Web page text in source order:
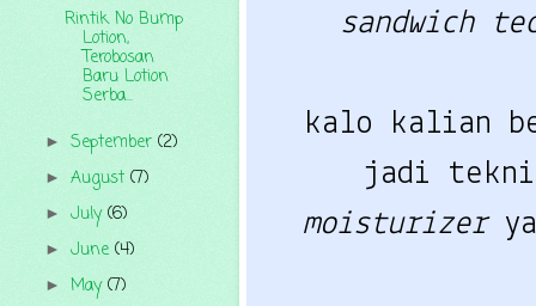
sandwich
kalo kalian
jadi
moisturizer
Rintik No Bump
Lotion,
Terobosan
Baru Lotion
Serba...
► September (2)
► August (7)
► July(6)
► June (4)
► May(7)